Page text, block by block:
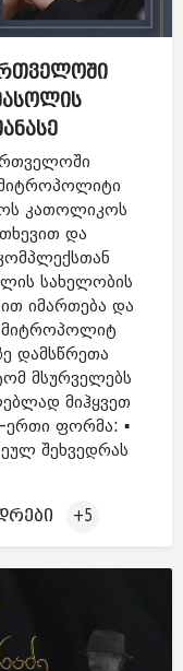
კათოლიკოს
და
სახელობის
იმართება და
მიტროპოლიტ
დამსწრეთა
მსურველებს
მიჰყვეთ
ერთი ფორმა: ▪️
შეხვედრას
+5